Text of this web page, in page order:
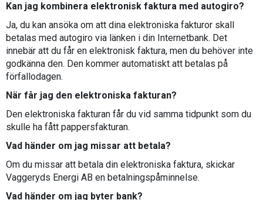
Kan jag kombinera elektronisk faktura med autogiro?
Ja, du kan ansöka om att dina elektroniska fakturor skall
betalas med autogiro via länken i din Internetbank. Det
innebär att du får en elektronisk faktura, men du behöver inte
godkänna den. Den kommer automatiskt att betalas på
förfallodagen.
När får jag den elektroniska fakturan?
Den elektroniska fakturan får du vid samma tidpunkt som du
skulle ha fått pappersfakturan.
Vad händer om jag missar att betala?
Om du missar att betala din elektroniska faktura, skickar
Vaggeryds Energi AB en betalningspåminnelse.
Vad händer om jag byter bank?